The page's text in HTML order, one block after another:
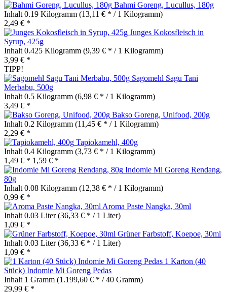
Bahmi Goreng, Lucullus, 180g
Inhalt 0.19 Kilogramm (13,11 € * / 1 Kilogramm)
2,49 € *
Junges Kokosfleisch in
Syrup, 425g
Inhalt 0.425 Kilogramm (9,39 € * / 1 Kilogramm)
3,99 € *
TIPP!
Sagomehl Sagu Tani
Merbabu, 500g
Inhalt 0.5 Kilogramm (6,98 € * / 1 Kilogramm)
3,49 € *
Bakso Goreng, Unifood, 200g
Inhalt 0.2 Kilogramm (11,45 € * / 1 Kilogramm)
2,29 € *
Tapiokamehl, 400g
Inhalt 0.4 Kilogramm (3,73 € * / 1 Kilogramm)
1,49 € * 1,59 € *
Indomie Mi Goreng Rendang,
80g
Inhalt 0.08 Kilogramm (12,38 € * / 1 Kilogramm)
0,99 € *
Aroma Paste Nangka, 30ml
Inhalt 0.03 Liter(36,33 € * / 1 Liter)
1,09 € *
Grüner Farbstoff, Koepoe, 30ml
Inhalt 0.03 Liter(36,33 € * / 1 Liter)
1,09 € *
1 Karton (40
Stück) Indomie Mi Goreng Pedas
Inhalt 1 Gramm (1.199,60 € * / 40 Gramm)
29,99 € *